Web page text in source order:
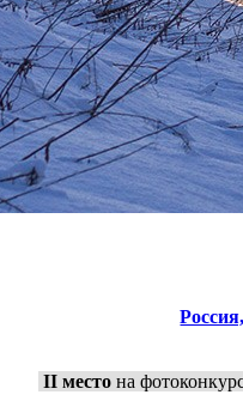
II место на